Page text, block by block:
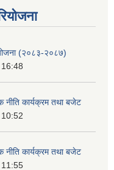
योजना (२०८३-२०८७)
नीति कार्यक्रम तथा बजेट
नीति कार्यक्रम तथा बजेट